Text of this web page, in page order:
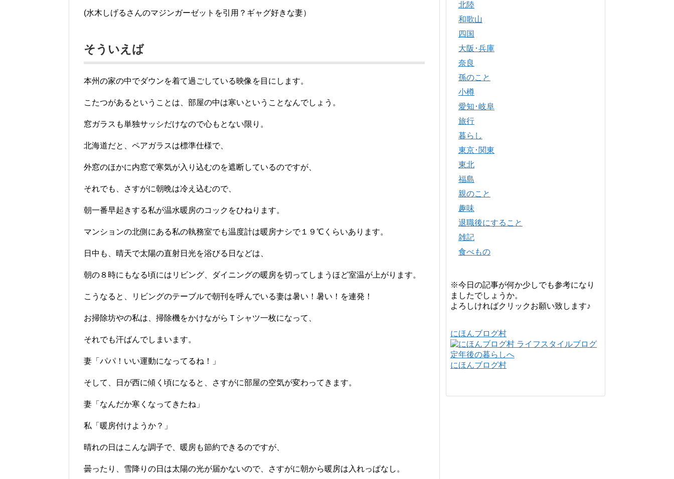
(水木しげるさんのマジンガーゼットを引用？ギャグ好きな妻）
そういえば
本州の家の中でダウンを着て過ごしている映像を目にします。
こたつがあるということは、部屋の中は寒いということなんでしょう。
窓ガラスも単独サッシだけなので心もとない限り。
北海道だと、ペアガラスは標準仕様で、
外窓のほかに内窓で寒気が入り込むのを遮断しているのですが、
それでも、さすがに朝晩は冷え込むので、
朝一番早起きする私が温水暖房のコックをひねります。
マンションの北側にある私の執務室でも温度計は暖房ナシで１９℃くらいあります。
日中も、晴天で太陽の直射日光を浴びる日などは、
朝の８時にもなる頃にはリビング、ダイニングの暖房を切ってしまうほど室温が上がります。
こうなると、リビングのテーブルで朝刊を呼んでいる妻は暑い！暑い！を連発！
お掃除坊やの私は、掃除機をかけながらＴシャツ一枚になって、
それでも汗ばんでしまいます。
妻「パパ！いい運動になってるね！」
そして、日が西に傾く頃になると、さすがに部屋の空気が変わってきます。
妻「なんだか寒くなってきたね」
私「暖房付けようか？」
晴れの日はこんな調子で、暖房も節約できるのですが、
曇ったり、雪降りの日は太陽の光が届かないので、さすがに朝から暖房は入れっぱなし。
北陸
和歌山
四国
大阪･兵庫
奈良
孫のこと
小樽
愛知･岐阜
旅行
暮らし
東京･関東
東北
福島
親のこと
趣味
退職後にすること
雑記
食べもの
※今日の記事が何か少しでも参考になり
ましたでしょうか。
よろしければクリックお願い致します♪
にほんブログ村
にほんブログ村